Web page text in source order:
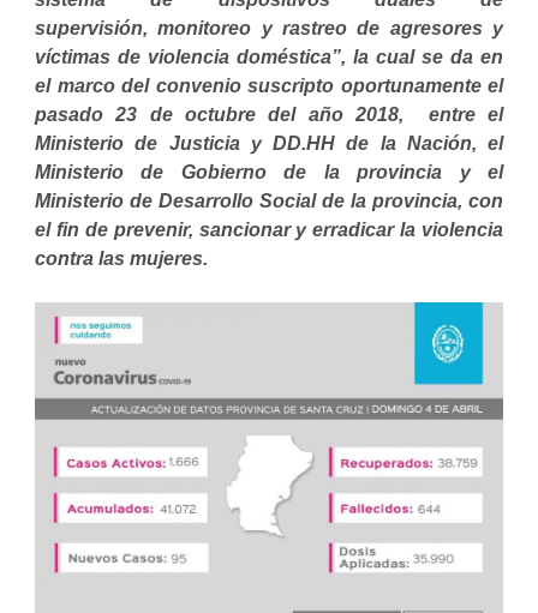
supervisión, monitoreo y rastreo de agresores y
víctimas de violencia doméstica”, la cual se da en
el marco del convenio suscripto oportunamente el
pasado 23 de octubre del año 2018, entre el
Ministerio de Justicia y DD.HH de la Nación, el
Ministerio de Gobierno de la provincia y el
Ministerio de Desarrollo Social de la provincia, con
el fin de prevenir, sancionar y erradicar la violencia
contra las mujeres.